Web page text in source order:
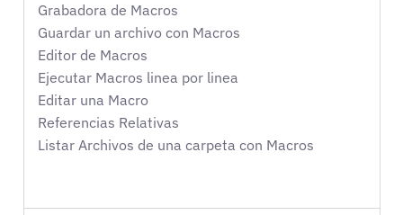
Grabadora de Macros
Guardar un archivo con Macros
Editor de Macros
Ejecutar Macros linea por linea
Editar una Macro
Referencias Relativas
Listar Archivos de una carpeta con Macros